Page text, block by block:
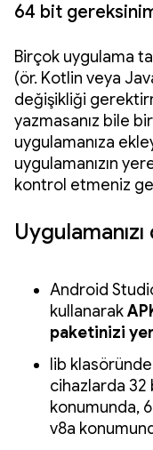
64 bit
Birçok uygulama
(ör. Kotlin veya
değişikliği
yazmasanız bile bir
uygulamanıza
uygulamanızın
kontrol etmeniz
Android
kullanarak
paketinizi
lib klasöründe
cihazlarda 32
konumunda,
v8a